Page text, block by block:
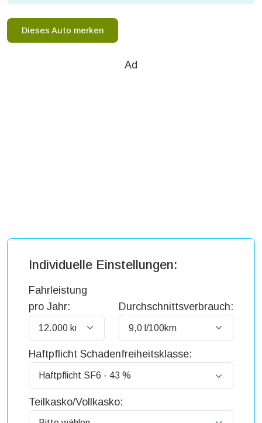
Dieses Auto merken
Ad
Individuelle Einstellungen:
Fahrleistung
pro Jahr:
Durchschnittsverbrauch:
Haftpflicht Schadenfreiheitsklasse:
Teilkasko/Vollkasko: